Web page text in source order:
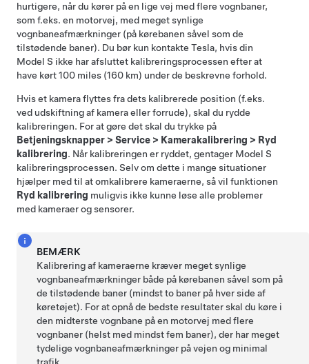
hurtigere, når du kører på en lige vej med flere vognbaner,
som f.eks. en motorvej, med meget synlige
vognbaneafmærkninger (på kørebanen såvel som de
tilstødende baner). Du bør kun kontakte Tesla, hvis din
Model S ikke har afsluttet kalibreringsprocessen efter at
have kørt100 miles (160 km) under de beskrevne forhold.
Hvis et kamera flyttes fra dets kalibrerede position (f.eks.
ved udskiftning af kamera eller forrude), skal du rydde
kalibreringen. For at gøre det skal du trykke på
Betjeningsknapper > Service > Kamerakalibrering > Ryd
kalibrering. Når kalibreringen er ryddet, gentager Model S
kalibreringsprocessen. Selv om dette i mange situationer
hjælper med til at omkalibrere kameraerne, så vil funktionen
Ryd kalibrering muligvis ikke kunne løse alle problemer
med kameraer og sensorer.
BEMÆRK
Kalibrering af kameraerne kræver meget synlige
vognbaneafmærkninger både på kørebanen såvel som på
de tilstødende baner (mindst to baner på hver side af
køretøjet). For at opnå de bedste resultater skal du køre i
den midterste vognbane på en motorvej med flere
vognbaner (helst med mindst fem baner), der har meget
tydelige vognbaneafmærkninger på vejen og minimal